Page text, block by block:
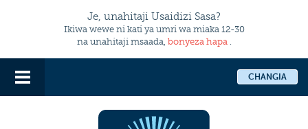
Je, unahitaji Usaidizi Sasa?
Ikiwa wewe ni kati ya umri wa miaka 12-30
na unahitaji msaada, bonyeza hapa.
CHANGIA